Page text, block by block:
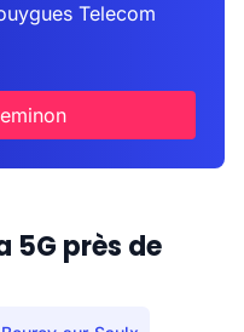
Telecom
5G près de